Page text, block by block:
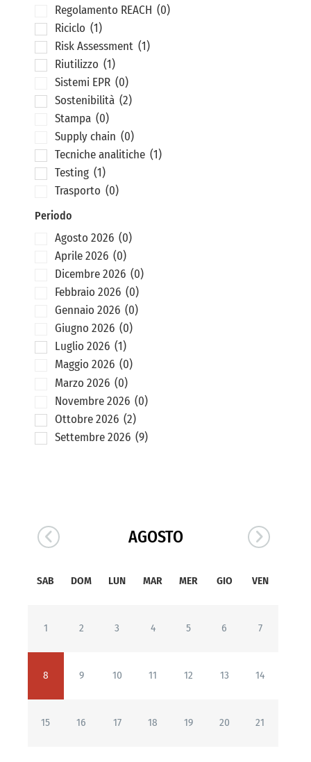
Regolamento REACH (0)
Riciclo (1)
Risk Assessment (1)
Riutilizzo (1)
Sistemi EPR (0)
Sostenibilità (2)
Stampa (0)
Supply chain (0)
Tecniche analitiche (1)
Testing (1)
Trasporto (0)
Periodo
Agosto 2026 (0)
Aprile 2026 (0)
Dicembre 2026 (0)
Febbraio 2026 (0)
Gennaio 2026 (0)
Giugno 2026 (0)
Luglio 2026 (1)
Maggio 2026 (0)
Marzo 2026 (0)
Novembre 2026 (0)
Ottobre 2026 (2)
Settembre 2026 (9)
AGOSTO
SAB DOM LUN MAR MER GIO VEN
1 2 3 4 5 6 7
8 9 10 11 12 13 14
15 16 17 18 19 20 21